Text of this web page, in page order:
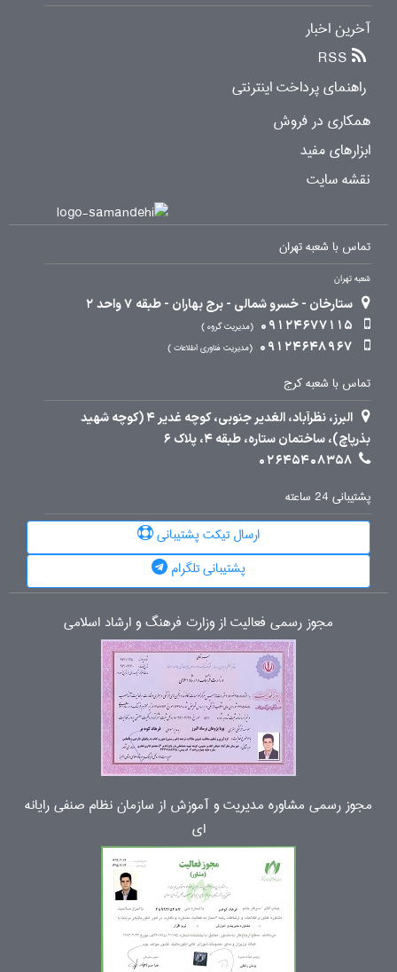
آخرین اخبار
RSS
راهنمای پرداخت اینترنتی
همکاری در فروش
ابزارهای مفید
نقشه سایت
تماس با شعبه تهران
شعبه تهران
ستارخان - خسرو شمالی - برج بهاران - طبقه 7 واحد 2
09124677115
مدیریت گروه
09124648967 مدیریت فناوری اطلاعات
تماس با شعبه کرج
البرز، نظرآباد، الغدیر جنوبی، کوچه غدیر 4 (کوچه شهید
بذرپاچ)، ساختمان ستاره، طبقه 4، پلاک 6
02645408358
پشتیبانی 24 ساعته
ارسال تیکت پشتیبانی
پشتیبانی تلگرام
مجوز رسمی فعالیت از وزارت فرهنگ و ارشاد اسلامی
مجوز رسمی مشاوره مدیریت و آموزش از سازمان نظام صنفی رایانه
ای